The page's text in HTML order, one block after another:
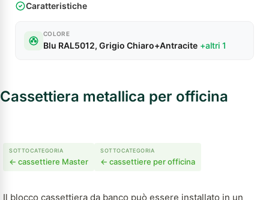
Caratteristiche
COLORE
Blu RAL5012, Grigio Chiaro+Antracite +altri 1
Cassettiera metallica per officina
SOTTOCATEGORIA
← cassettiere Master
SOTTOCATEGORIA
← cassettiere per officina
Il blocco cassettiera da banco può essere installato in un